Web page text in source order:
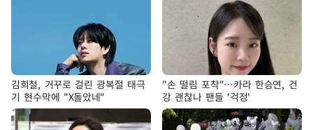
김희철, 거꾸로 걸린 광복절 태극
기 현수막에 "X돌았네"
"손 떨림 포착"…카라 한승연, 건
강 괜찮나 팬들 '걱정'